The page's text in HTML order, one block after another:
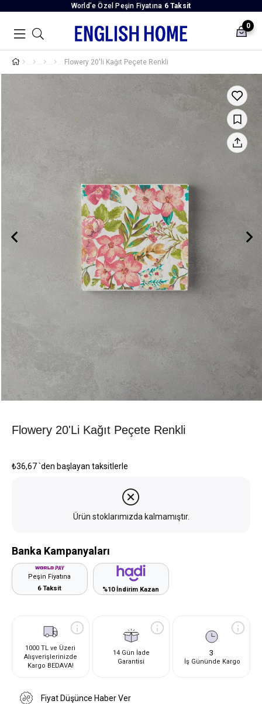
World’e Özel Peşin Fiyatına 6 Taksit
0
Flowery 20'li Kağıt Peçete Renkli
Flowery 20'li Kağıt Peçete Renkli
₺36,67`den başlayan taksitlerle
Ürün stoklarımızda kalmamıştır.
Banka Kampanyaları
Peşin Fiyatına
6 Taksit
%10 İndirim Kazan
1000 TL ve Üzeri
Alışverişlerinizde
Kargo BEDAVA!
14 Gün İade
Garantisi
3
İş Gününde Kargo
Fiyat Düşünce Haber Ver